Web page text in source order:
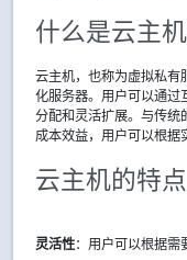
什么是云主机
云主机，也称为虚拟私有
化服务器。用户可以通过
分配和灵活扩展。与传统
成本效益，用户可以根据
云主机的特点
灵活性：用户可以根据需